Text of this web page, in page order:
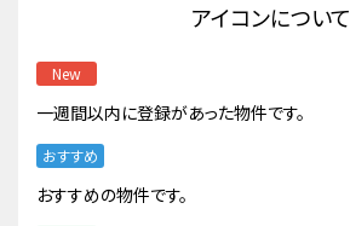
アイコンについて
New
一週間以内に登録があった物件です。
おすすめ
おすすめの物件です。